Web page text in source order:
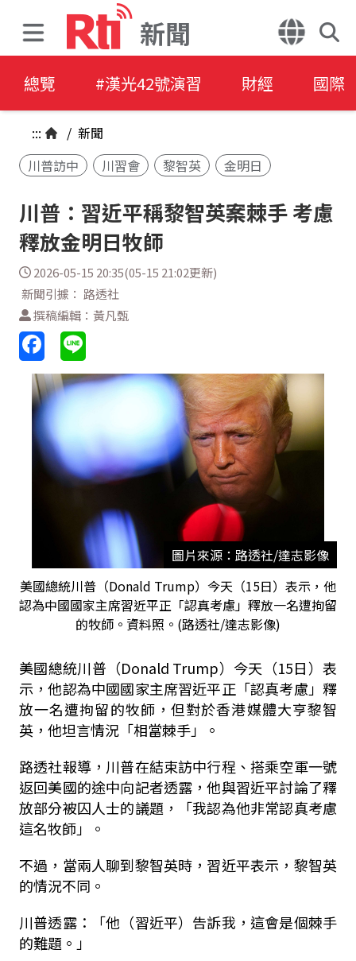
新聞
總覽 #漢光42號演習 財經 國際
::: / 新聞
川普訪中
川習會 黎智英 金明日
川普：習近平稱黎智英案棘手 考慮
釋放金明日牧師
2026-05-15 20:35(05-15 21:02更新)
新聞引據： 路透社
撰稿編輯：黃凡甄
圖片來源：路透社/達志影像
美國總統川普（Donald Trump）今天（15日）表示，他
認為中國國家主席習近平正「認真考慮」釋放一名遭拘留
的牧師。資料照。(路透社/達志影像)
美國總統川普（Donald Trump）今天（15日）表
示，他認為中國國家主席習近平正「認真考慮」釋
放一名遭拘留的牧師，但對於香港媒體大亨黎智
英，他坦言情況「相當棘手」。
路透社報導，川普在結束訪中行程、搭乘空軍一號
返回美國的途中向記者透露，他與習近平討論了釋
放部分被囚人士的議題，「我認為他非常認真考慮
這名牧師」。
不過，當兩人聊到黎智英時，習近平表示，黎智英
的情況不同。
川普透露：「他（習近平）告訴我，這會是個棘手
的難題。」